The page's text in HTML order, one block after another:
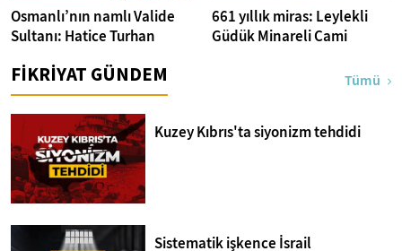
Osmanlı’nın namlı Valide
Sultanı: Hatice Turhan
661 yıllık miras: Leylekli
Güdük Minareli Cami
FİKRİYAT GÜNDEM Tümü
Kuzey Kıbrıs'ta siyonizm tehdidi
Sistematik işkence İsrail